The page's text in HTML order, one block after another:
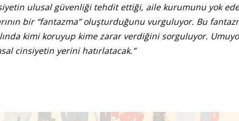
ulusal güvenliği tehdit ettiği, aile kurumunu yok
bir “fantazma” oluşturduğunu vurguluyor. Bu
kimi koruyup kime zarar verdiğini sorguluyor.
cinsiyetin yerini hatırlatacak.”